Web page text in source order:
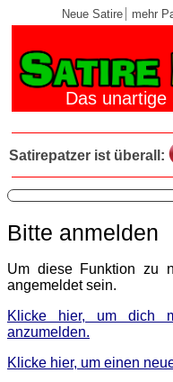
Neue Satire mehr
Das unartige
Satirepatzer ist überall:
Bitte anmelden
Um diese Funktion zu
angemeldet sein.
Klicke hier, um dich
anzumelden.
Klicke hier, um einen